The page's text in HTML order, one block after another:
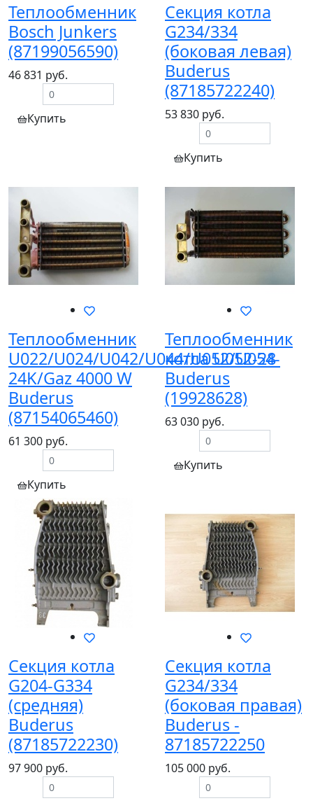
Теплообменник
Bosch Junkers
(87199056590)
46 831 руб.
Купить
Секция котла
G234/334
(боковая левая)
Buderus
(87185722240)
53 830 руб.
Купить
Теплообменник
U022/U024/U042/U044/U052/U054-
24K/Gaz 4000 W
Buderus
(87154065460)
61 300 руб.
Купить
Теплообменник
котла U052-28
Buderus
(19928628)
63 030 руб.
Купить
Секция котла
G204-G334
(средняя)
Buderus
(87185722230)
97 900 руб.
Секция котла
G234/334
(боковая правая)
Buderus -
87185722250
105 000 руб.